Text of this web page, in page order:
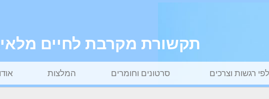
תקשורת מקרבת לחיים מלאים
רגשות וצרכים סרטונים וחומרים המלצות